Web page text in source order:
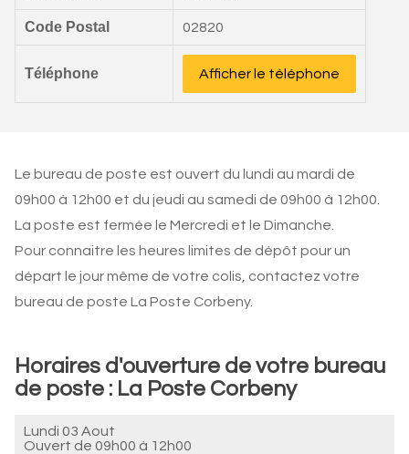
Code Postal 02820
Téléphone Afficher le téléphone
Le bureau de poste est ouvert du lundi au mardi de
09h00 à 12h00 et du jeudi au samedi de 09h00 à 12h00.
La poste est fermée le Mercredi et le Dimanche.
Pour connaitre les heures limites de dépôt pour un
départ le jour même de votre colis, contactez votre
bureau de poste La Poste Corbeny.
Horaires d'ouverture de votre bureau
de poste : La Poste Corbeny
Lundi 03 Aout
Ouvert de 09h00 à 12h00